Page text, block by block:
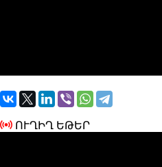
ՈՒՂԻՂ ԵԹԵՐ